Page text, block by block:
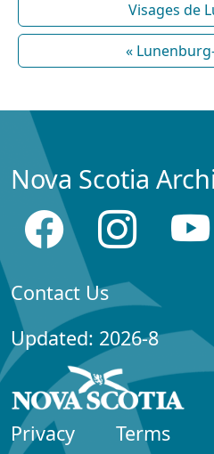
Visages de
«
Nova Scotia
Contact Us
Updated: 2026-8
Privacy Terms